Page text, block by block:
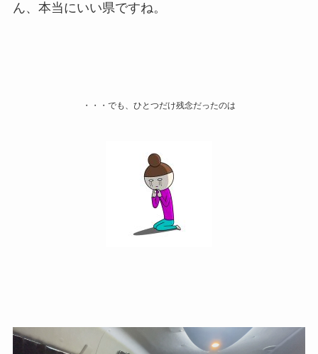
ん、本当にいい県ですね。
・・・でも、ひとつだけ残念だったのは